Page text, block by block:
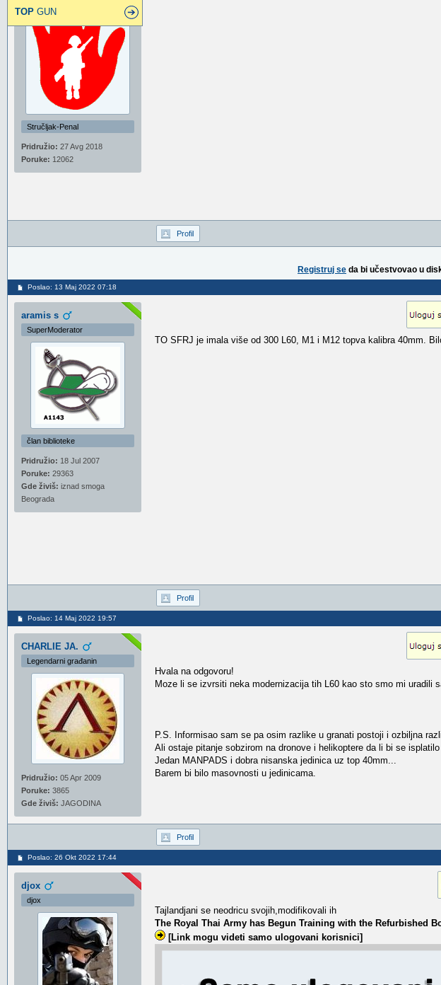
TOP GUN
Stručljak-Penal
Pridružio: 27 Avg 2018
Poruke: 12062
Profil
Registruj se da bi učestvovao u
Poslao: 13 Maj 2022 07:18
aramis s
SuperModerator
član biblioteke
Pridružio: 18 Jul 2007
Poruke: 29363
Gde živiš: iznad smoga
Beograda
TO SFRJ je imala više od 300 L60, M1 i M12 topva kalibra 40mm.
Profil
Poslao: 14 Maj 2022 19:57
CHARLIE JA.
Legendarni građanin
Pridružio: 05 Apr 2009
Poruke: 3865
Gde živiš: JAGODINA
Hvala na odgovoru!
Moze li se izvrsiti neka modernizacija tih L60 kao sto smo mi uradili
P.S. Informisao sam se pa osim razlike u granati postoji i ozbiljna
Ali ostaje pitanje sobzirom na dronove i helikoptere da li bi se
Jedan MANPADS i dobra nisanska jedinica uz top 40mm...
Barem bi bilo masovnosti u jedinicama.
Profil
Poslao: 26 Okt 2022 17:44
djox
djox
Tajlandjani se neodricu svojih,modifikovali ih
The Royal Thai Army has Begun Training with the Refurbished
[Link mogu videti samo ulogovani korisnici]